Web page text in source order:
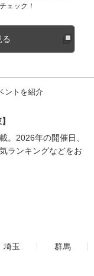
ェック！
ントを紹介
。2026年の開催日、
ランキングなどをお
埼玉
群馬